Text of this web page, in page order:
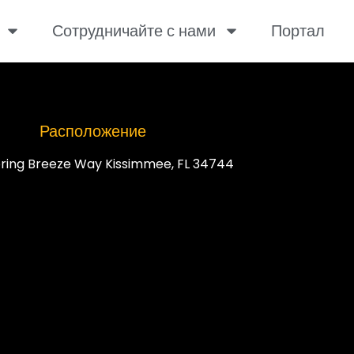
Сотрудничайте с нами Портал
Расположение
Breeze Way Kissimmee, FL 34744